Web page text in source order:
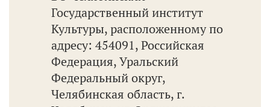
Государственный институт
Культуры, расположенному по
адресу: 454091, Российская
Федерация, Уральский
Федеральный округ,
Челябинская область, г.